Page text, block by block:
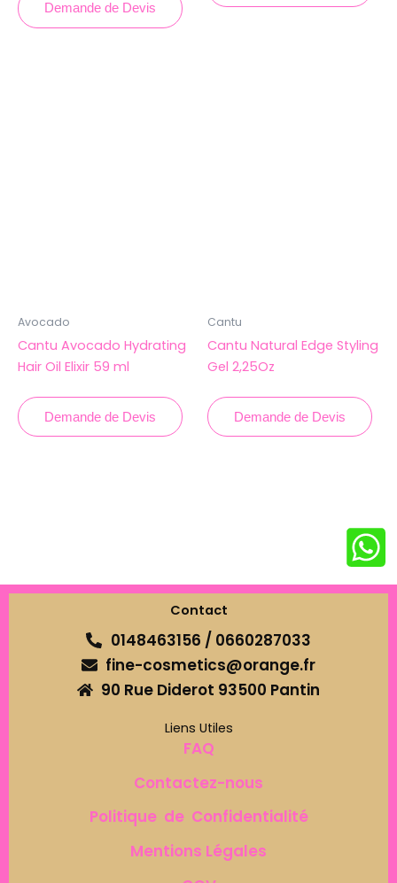
Demande de Devis
Avocado
Cantu Avocado Hydrating
Hair Oil Elixir 59 ml
Demande de Devis
Cantu
Cantu Natural Edge Styling
Gel 2,25Oz
Demande de Devis
Contact
0148463156 / 0660287033
fine-cosmetics@orange.fr
90 Rue Diderot 93500 Pantin
Liens Utiles
FAQ
Contactez-nous
Politique de Confidentialité
Mentions Légales